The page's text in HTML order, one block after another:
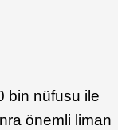
bin nüfusu ile
önemli liman